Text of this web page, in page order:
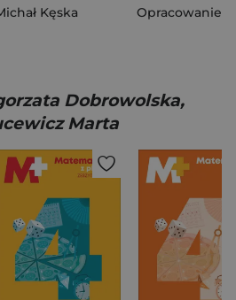
,Gębica Sławomir,Siwik
Kęska
Dobrowolska,
Marta